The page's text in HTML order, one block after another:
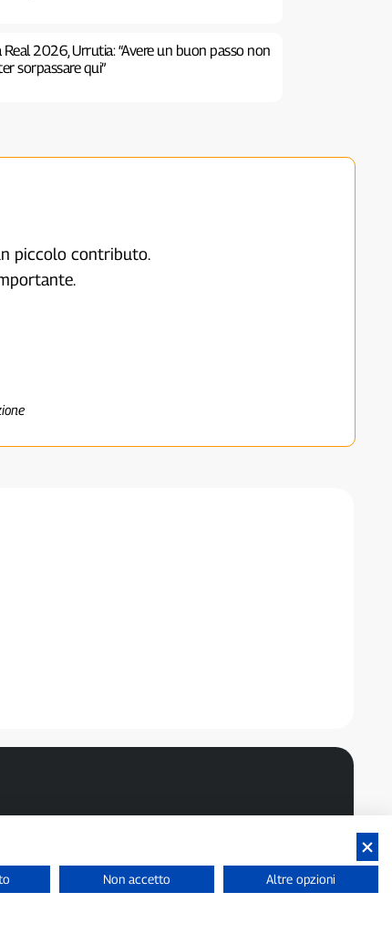
Real 2026, Urrutia: “Avere un buon passo non
sorpassare qui”
piccolo contributo.
Non accetto Altre opzioni